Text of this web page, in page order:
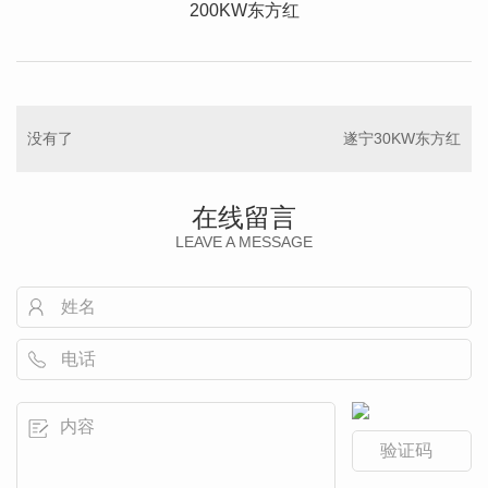
200KW东方红
没有了 遂宁30KW东方红
在线留言
LEAVE A MESSAGE